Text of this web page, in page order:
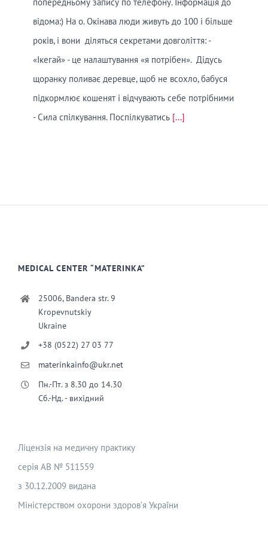
відома:) На о. Окінава люди живуть до 100 і більше
років, і вони діляться секретами довголіття: -
«Ікегай» - це налаштування «я потрібен». Дідусь
щоранку поливає деревце, щоб не всохло, бабуся
підкормлює кошенят і відчувають себе потрібними
- Сила спілкування. Поспілкуватись [...]
MEDICAL CENTER “MATERINKA”
25006, Bandera str. 9
Kropevnutskiy
Ukraine
+38 (0522) 27 03 77
materinkainfo@ukr.net
Пн.-Пт. з 8.30 до 14.30
Сб.-Нд. - вихідний
Ліцензія на медичну практику
серія АВ № 511559
з 30.12.2009 видана
Міністерством охорони здоров’я України